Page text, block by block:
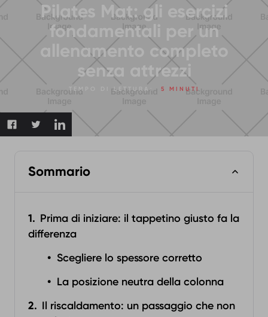
Pilates Mat: gli esercizi
fondamentali per un
allenamento completo
senza attrezzi
TEMPO DI LETTURA: 5 MINUTI
Sommario
Prima di iniziare: il tappetino giusto fa la
differenza
Scegliere lo spessore corretto
La posizione neutra della colonna
Il riscaldamento: un passaggio che non